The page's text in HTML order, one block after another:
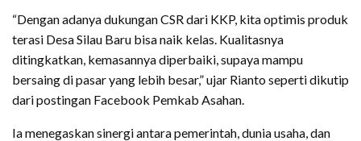
“Dengan adanya dukungan CSR dari KKP, kita optimis produk
terasi Desa Silau Baru bisa naik kelas. Kualitasnya
ditingkatkan, kemasannya diperbaiki, supaya mampu
bersaing di pasar yang lebih besar,” ujar Rianto seperti dikutip
dari postingan Facebook Pemkab Asahan.
Ia menegaskan sinergi antara pemerintah, dunia usaha, dan